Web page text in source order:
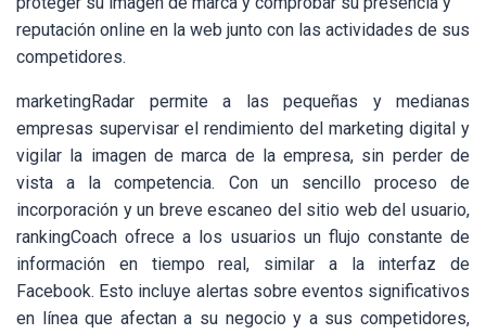
reputación online en la web junto con las actividades de sus
competidores.
marketingRadar permite a las pequeñas y medianas
empresas supervisar el rendimiento del marketing digital y
vigilar la imagen de marca de la empresa, sin perder de
vista a la competencia. Con un sencillo proceso de
incorporación y un breve escaneo del sitio web del usuario,
rankingCoach ofrece a los usuarios un flujo constante de
información en tiempo real, similar a la interfaz de
Facebook. Esto incluye alertas sobre eventos significativos
en línea que afectan a su negocio y a sus competidores,